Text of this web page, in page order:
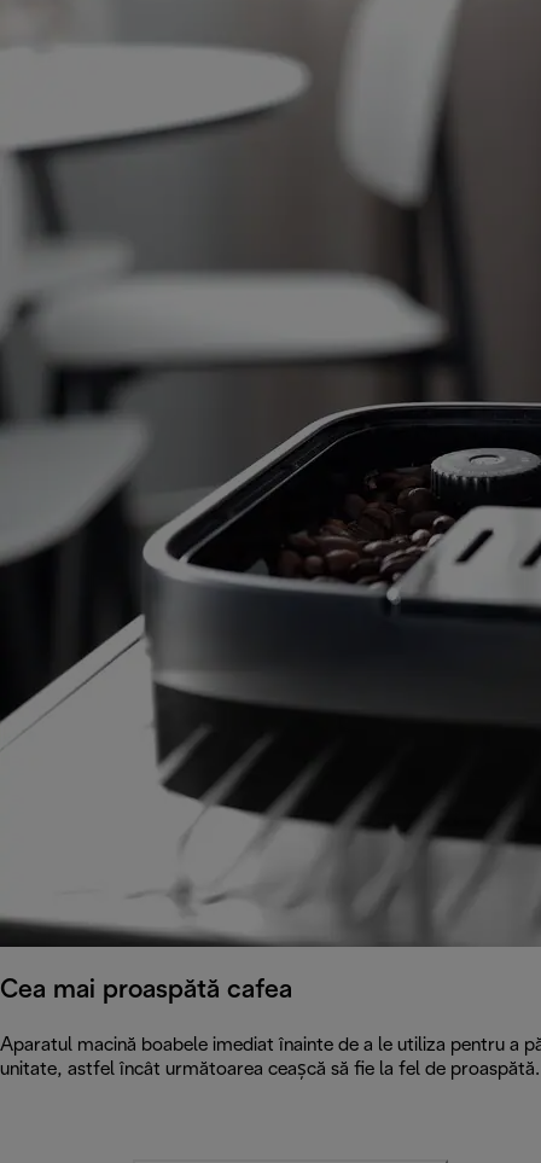
Cea mai proaspătă cafea
Aparatul macină boabele imediat înainte de a le utiliza pentru a
unitate, astfel încât următoarea ceașcă să fie la fel de proaspătă.